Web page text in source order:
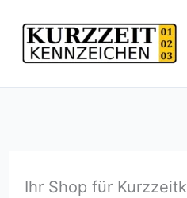
Inhalt
springen
Ihr Shop für